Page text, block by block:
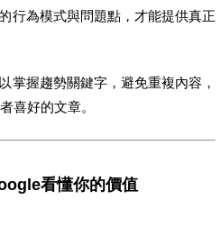
行為模式與問題點，才能提供真正
掌握趨勢關鍵字，避免重複內容，
喜好的文章。
看懂你的價值